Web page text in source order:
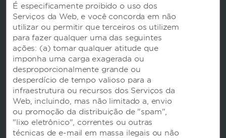
É especificamente proibido o uso dos
Serviços da Web, e você concorda em não
utilizar ou permitir que terceiros os utilizem
para fazer qualquer uma das seguintes
ações: (a) tomar qualquer atitude que
imponha uma carga exagerada ou
desproporcionalmente grande ou
desperdício de tempo valioso para a
infraestrutura ou recursos dos Serviços da
Web, incluindo, mas não limitado a, envio
ou promoção da distribuição de "spam",
"lixo eletrônico", correntes ou outras
técnicas de e-mail em massa ilegais ou não
Hotels by Wyndham
Aluguel por temporada, Club Resorts e
condomínios
Caesars Rewards